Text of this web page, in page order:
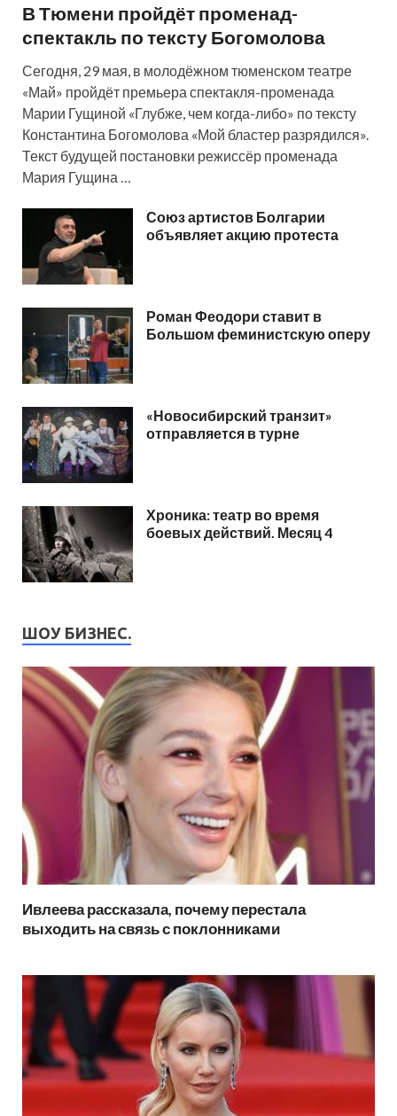
В Тюмени пройдёт променад-
спектакль по тексту Богомолова
Сегодня, 29 мая, в молодёжном тюменском театре
«Май» пройдёт премьера спектакля-променада
Марии Гущиной «Глубже, чем когда-либо» по тексту
Константина Богомолова «Мой бластер разрядился».
Текст будущей постановки режиссёр променада
Мария Гущина …
Союз артистов Болгарии
объявляет акцию протеста
Роман Феодори ставит в
Большом феминистскую оперу
«Новосибирский транзит»
отправляется в турне
Хроника: театр во время
боевых действий. Месяц 4
ШОУ БИЗНЕС.
Ивлеева рассказала, почему перестала
выходить на связь с поклонниками